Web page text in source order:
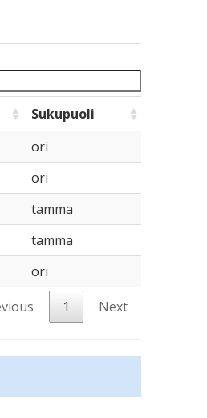
Sukupuoli
ori
ori
tamma
tamma
ori
1 Next